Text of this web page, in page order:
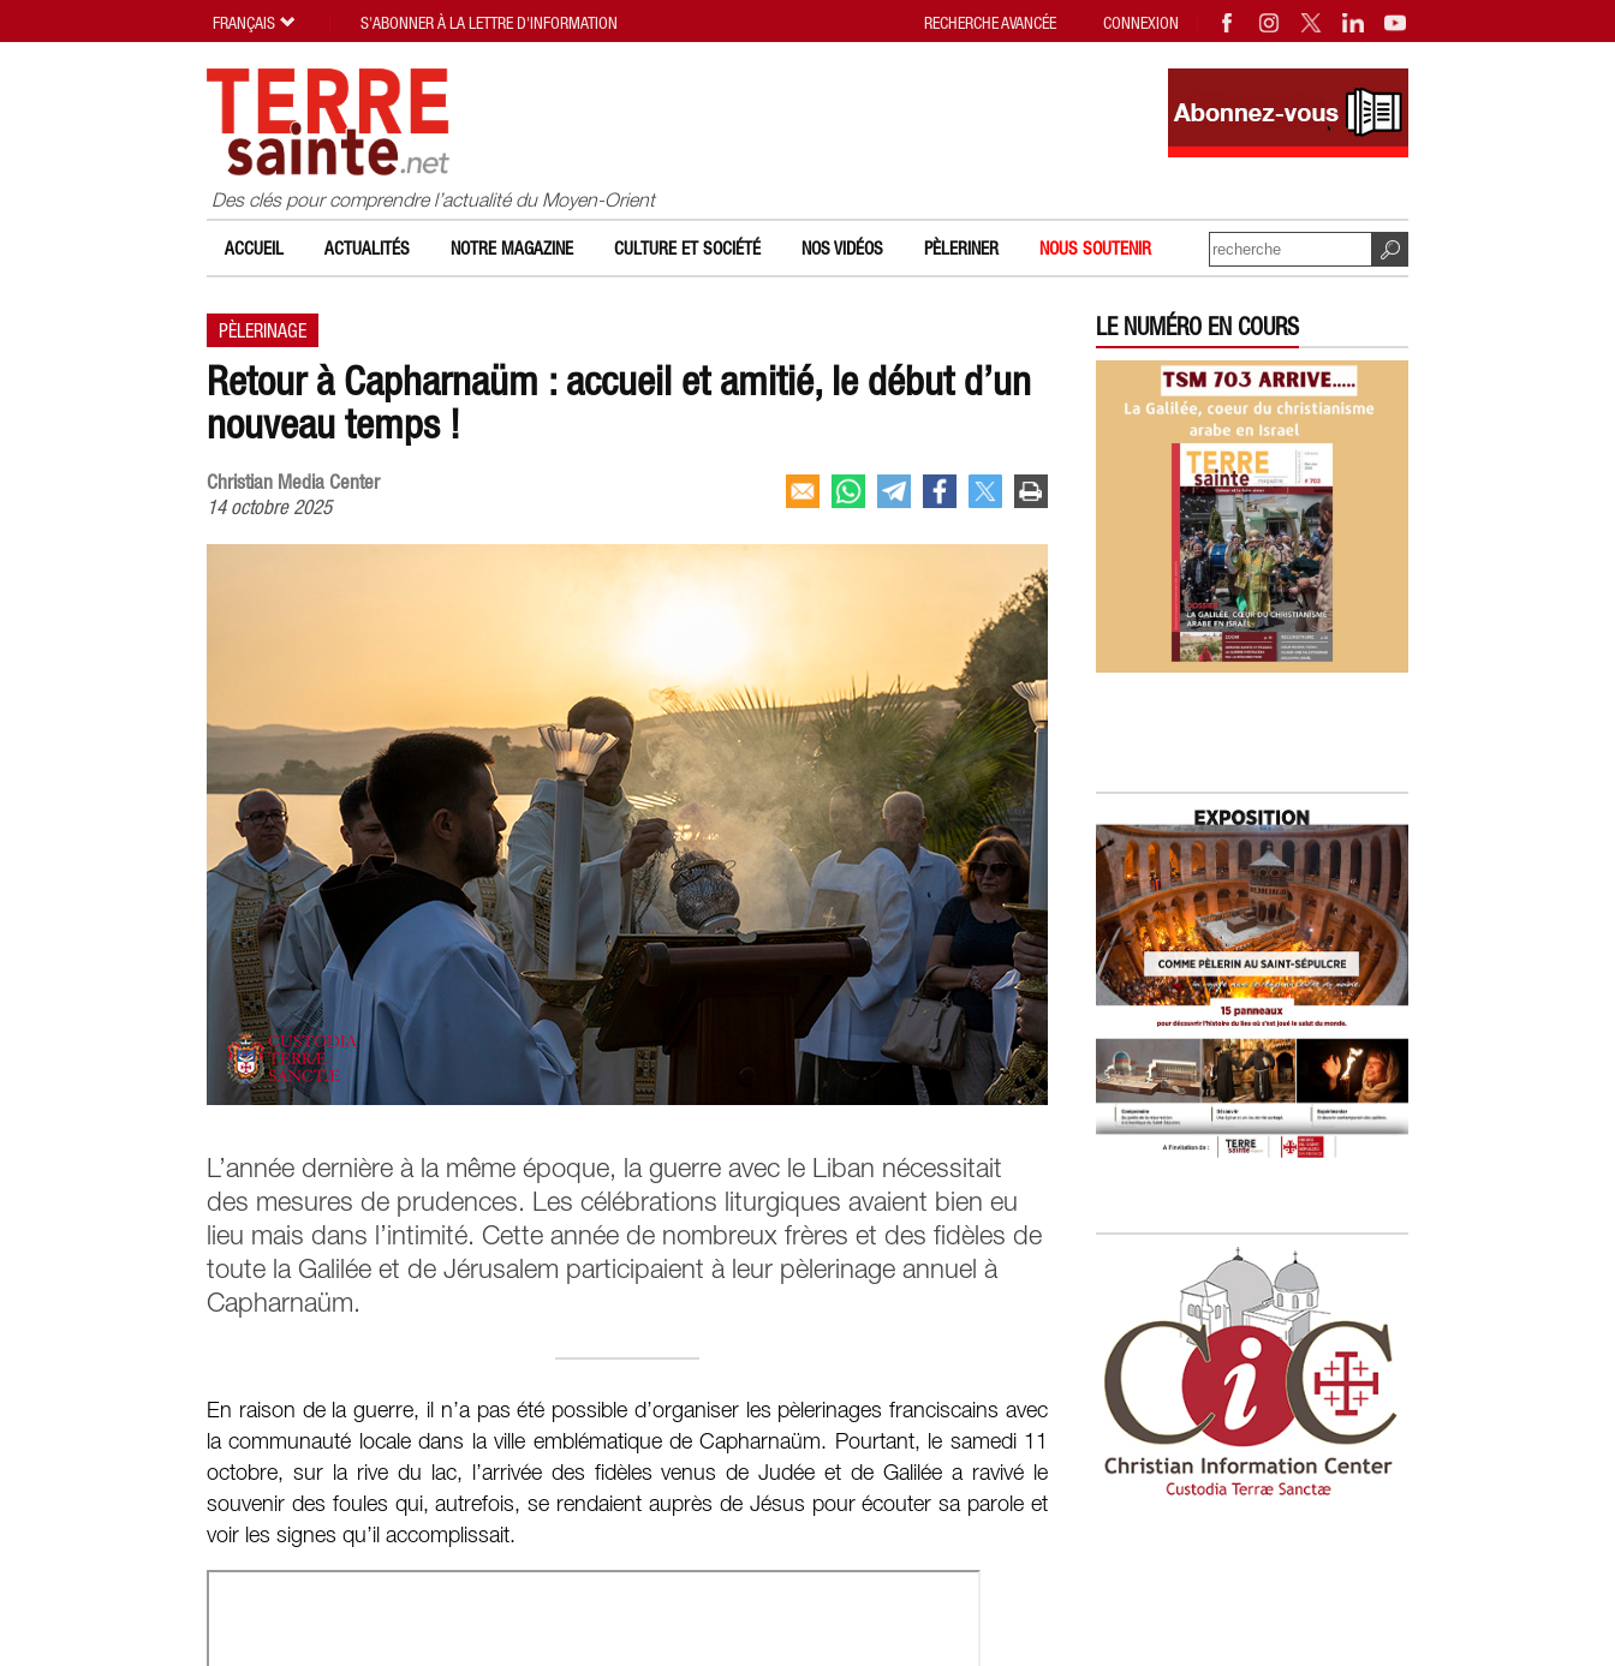
Des clés pour comprendre l’actualité du Moyen-Orient
ACCUEIL ACTUALITÉS NOTRE MAGAZINE CULTURE ET SOCIÉTÉ NOS VIDÉOS PÈLERINER NOUS SOUTENIR
PÈLERINAGE
Retour à Capharnaüm : accueil et amitié, le début d’un
nouveau temps !
Christian Media Center
14 octobre 2025
L’année dernière à la même époque, la guerre avec le Liban nécessitait
des mesures de prudences. Les célébrations liturgiques avaient bien eu
lieu mais dans l’intimité. Cette année de nombreux frères et des fidèles de
toute la Galilée et de Jérusalem participaient à leur pèlerinage annuel à
Capharnaüm.
En raison de la guerre, il n’a pas été possible d’organiser les pèlerinages franciscains avec
la communauté locale dans la ville emblématique de Capharnaüm. Pourtant, le samedi 11
octobre, sur la rive du lac, l’arrivée des fidèles venus de Judée et de Galilée a ravivé le
souvenir des foules qui, autrefois, se rendaient auprès de Jésus pour écouter sa parole et
voir les signes qu’il accomplissait.
LE NUMÉRO EN COURS
RECHERCHE AVANCÉE CONNEXION
FRANÇAIS S'ABONNER À LA LETTRE D'INFORMATION